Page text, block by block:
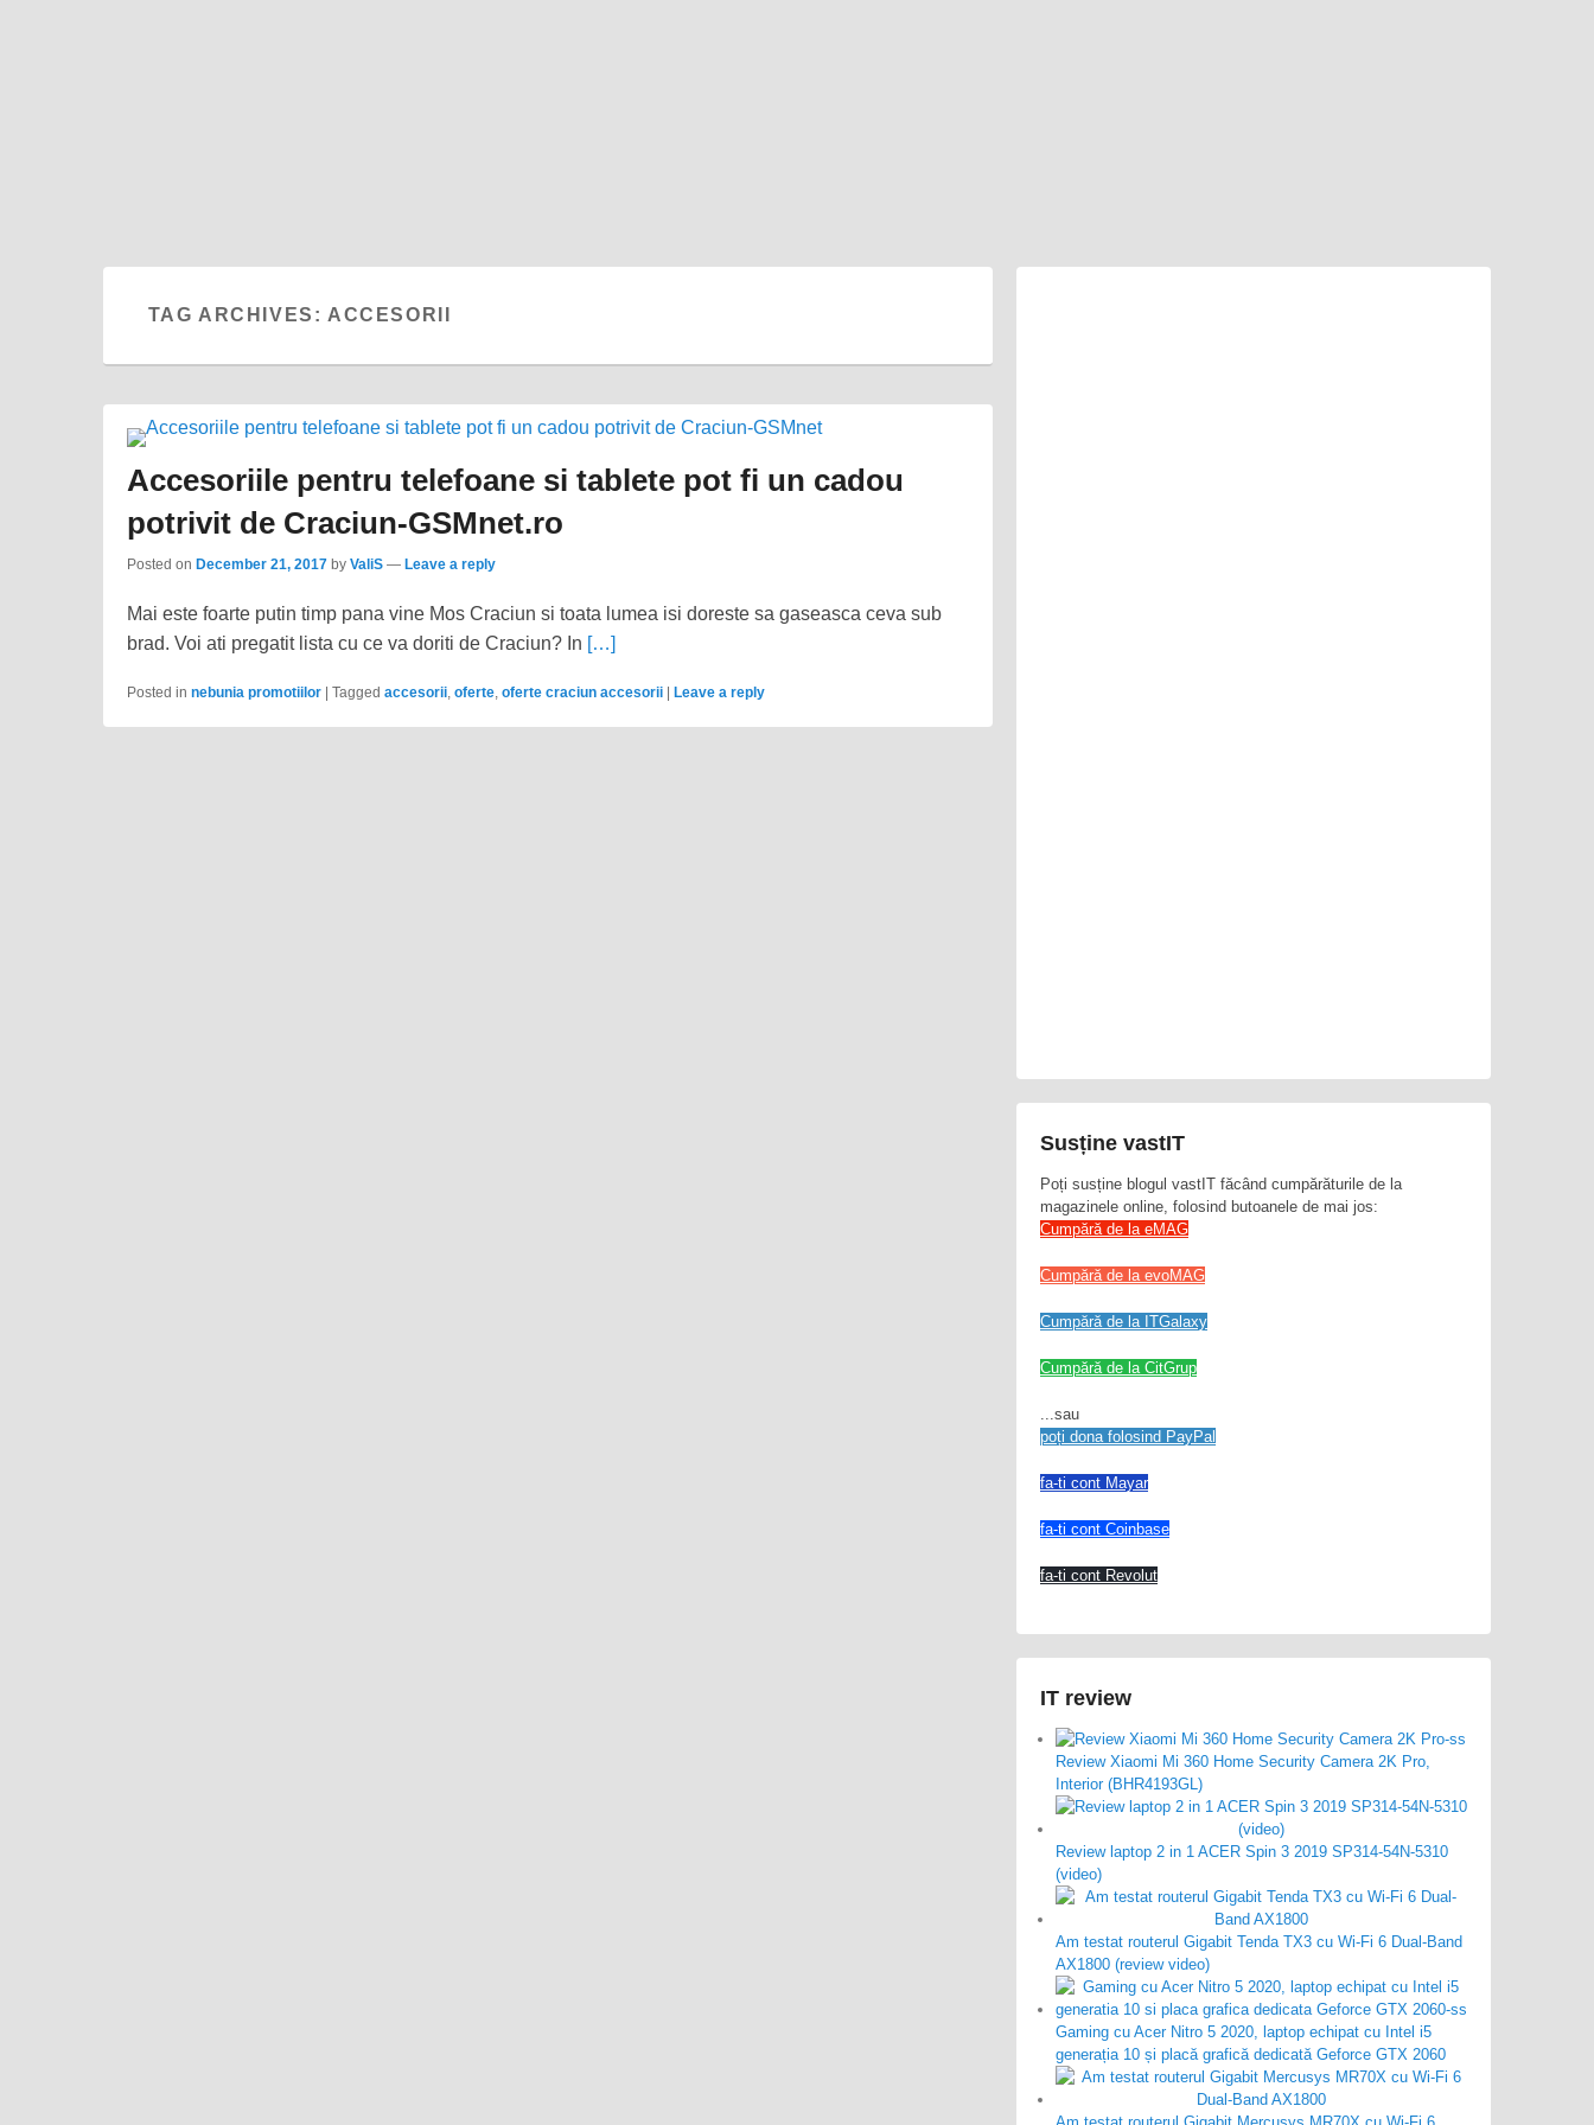
TAG ARCHIVES: ACCESORII
Accesoriile pentru telefoane si tablete pot fi un cadou
potrivit de Craciun-GSMnet.ro
Posted on December 21, 2017 by ValiS — Leave a reply
Mai este foarte putin timp pana vine Mos Craciun si toata lumea isi doreste sa gaseasca ceva sub
brad. Voi ati pregatit lista cu ce va doriti de Craciun? In […]
Posted in nebunia promotiilor | Tagged accesorii oferte oferte craciun accesorii | Leave a reply
Susține vastIT
Poți susține blogul vastIT făcând cumpărăturile de la
magazinele online, folosind butoanele de mai jos:
Cumpără de la eMAG
Cumpără de la evoMAG
Cumpără de la ITGalaxy
Cumpără de la CitGrup
...sau
poți dona folosind PayPal
fa-ti cont Mayar
fa-ti cont Coinbase
fa-ti cont Revolut
IT review
Review Xiaomi Mi 360 Home Security Camera 2K Pro,
Interior (BHR4193GL)
Review laptop 2 in 1 ACER Spin 3 2019 SP314-54N-5310
(video)
Am testat routerul Gigabit Tenda TX3 cu Wi-Fi 6 Dual-Band
AX1800 (review video)
Gaming cu Acer Nitro 5 2020, laptop echipat cu Intel i5
generația 10 și placă grafică dedicată Geforce GTX 2060